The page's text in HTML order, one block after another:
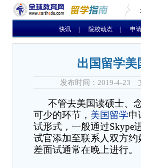
快讯 院校动态 申
出国留学美
发布时间：2019-4-23
不管去美国读硕士、
可少的环节， 美国留学申
试形式，一般通过Skype
试官添加至联系人双方
差面试通常在晚上进行。